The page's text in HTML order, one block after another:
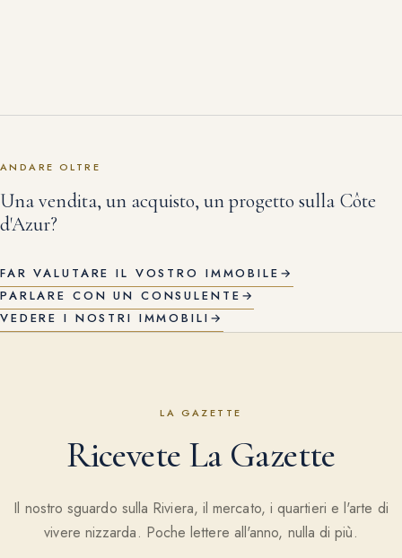
ANDARE OLTRE
Una vendita, un acquisto, un progetto sulla Côte
d'Azur?
FAR VALUTARE IL VOSTRO IMMOBILE →
PARLARE CON UN CONSULENTE →
VEDERE I NOSTRI IMMOBILI →
LA GAZETTE
Ricevete La Gazette
Il nostro sguardo sulla Riviera, il mercato, i quartieri e l'arte di
vivere nizzarda. Poche lettere all'anno, nulla di più.